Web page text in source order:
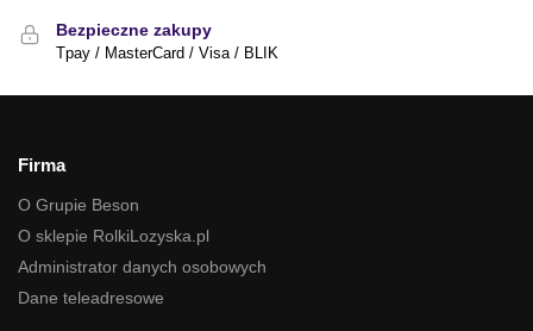
Bezpieczne zakupy
Tpay / MasterCard / Visa / BLIK
Firma
O Grupie Beson
O sklepie RolkiLozyska.pl
Administrator danych osobowych
Dane teleadresowe